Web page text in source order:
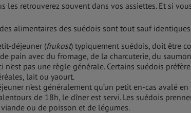
les retrouverez souvent dans vos assiettes. Et si
alimentaires des suédois sont tout sauf identiques
déjeuner (frukost) typiquement suédois, doit être
pain avec du fromage, de la charcuterie, du
n’est pas une règle générale. Certains suédois
lait ou yaourt.
n’est généralement qu’un petit en-cas avalé en
de 18h, le dîner est servi. Les suédois
ou de poisson et de légumes.